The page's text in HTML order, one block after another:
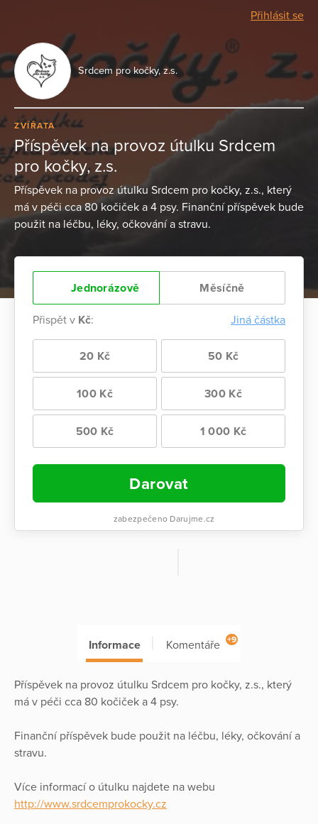
Přihlásit se
Srdcem pro kočky, z.s.
ZVÍŘATA
Příspěvek na provoz útulku Srdcem
pro kočky, z.s.
Příspěvek na provoz útulku Srdcem pro kočky, z.s., který
má v péči cca 80 kočiček a 4 psy. Finanční příspěvek bude
použit na léčbu, léky, očkování a stravu.
Jednorázově Měsíčně
Přispět v Kč: Jiná částka
20 Kč 50 Kč
100 Kč 300 Kč
500 Kč 1 000 Kč
Darovat
zabezpečeno Darujme.cz
Informace Komentáře +9
Příspěvek na provoz útulku Srdcem pro kočky, z.s., který
má v péči cca 80 kočiček a 4 psy.
Finanční příspěvek bude použit na léčbu, léky, očkování a
stravu.
Více informací o útulku najdete na webu
http://www.srdcemprokocky.cz